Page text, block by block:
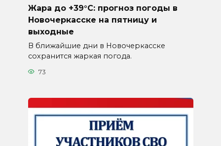
Жара до +39°C: прогноз погоды в
Новочеркасске на пятницу и
выходные
В ближайшие дни в Новочеркасске
сохранится жаркая погода.
73